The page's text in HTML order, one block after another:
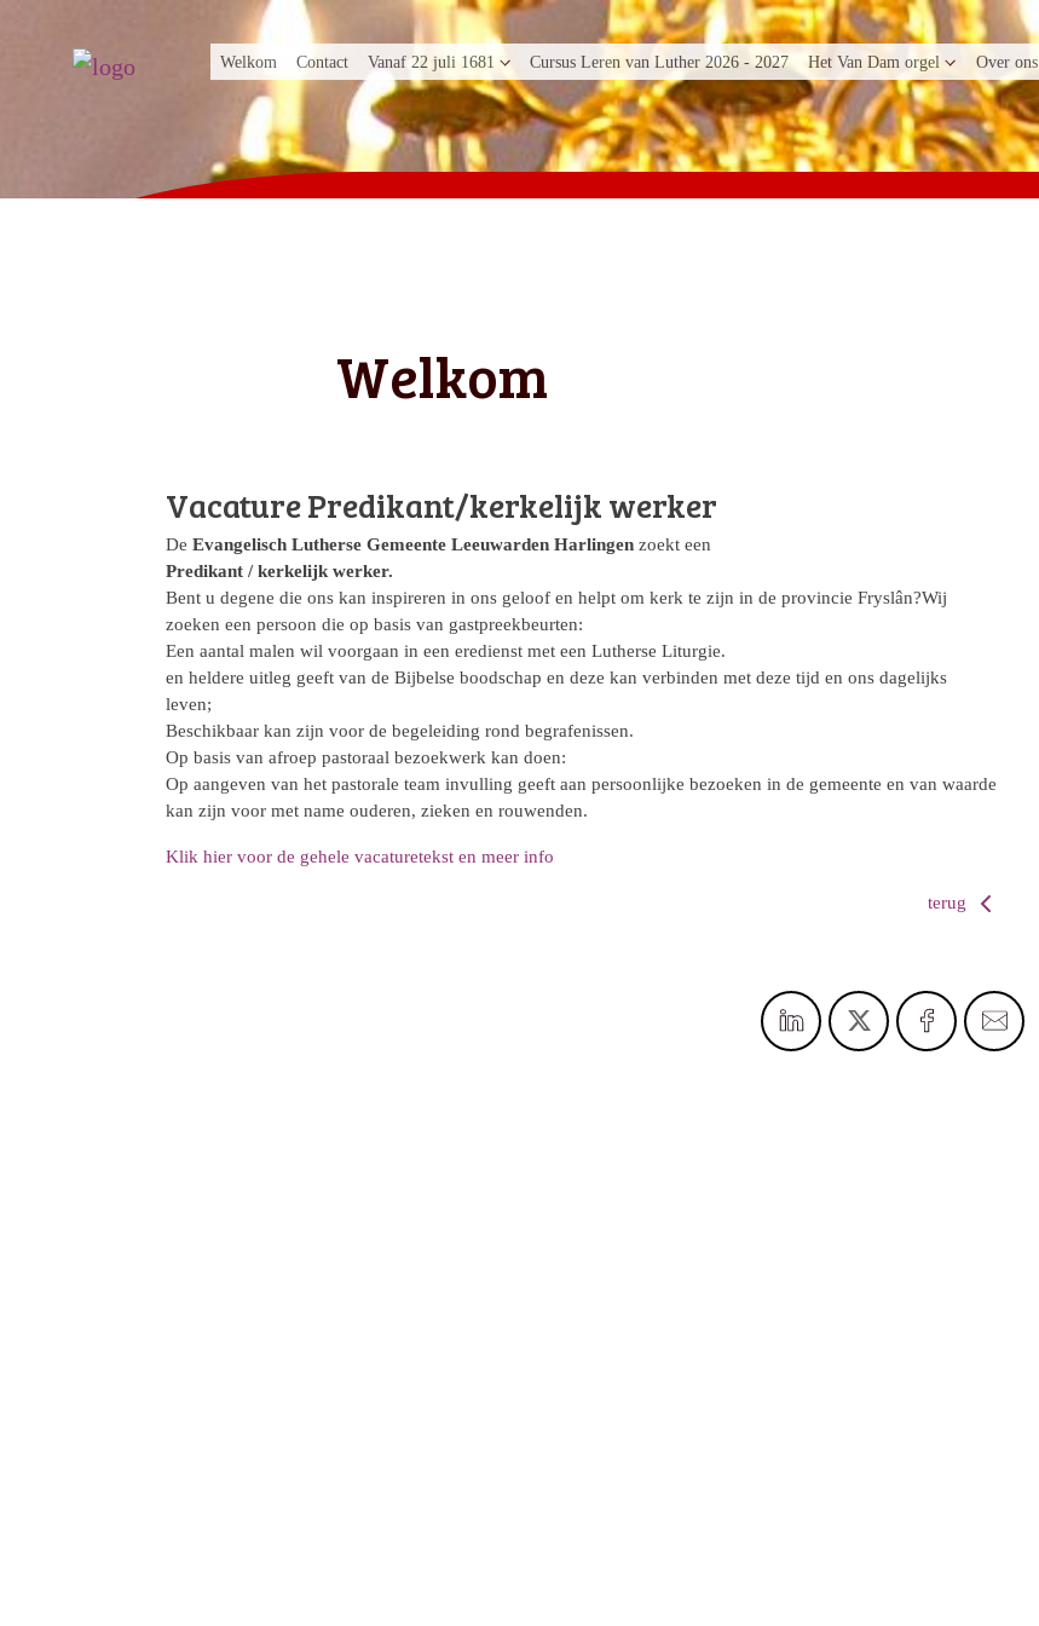
Welkom Contact Vanaf 22 juli 1681 Cursus Leren van Luther 2026 - 2027 Het Van Dam orgel Over ons
Welkom
Vacature Predikant/kerkelijk werker
De Evangelisch Lutherse Gemeente Leeuwarden Harlingen zoekt een
Predikant / kerkelijk werker.
Bent u degene die ons kan inspireren in ons geloof en helpt om kerk te zijn in de provincie Fryslân?Wij
zoeken een persoon die op basis van gastpreekbeurten:
Een aantal malen wil voorgaan in een eredienst met een Lutherse Liturgie.
en heldere uitleg geeft van de Bijbelse boodschap en deze kan verbinden met deze tijd en ons dagelijks
leven;
Beschikbaar kan zijn voor de begeleiding rond begrafenissen.
Op basis van afroep pastoraal bezoekwerk kan doen:
Op aangeven van het pastorale team invulling geeft aan persoonlijke bezoeken in de gemeente en van waarde
kan zijn voor met name ouderen, zieken en rouwenden.
Klik hier voor de gehele vacaturetekst en meer info
terug